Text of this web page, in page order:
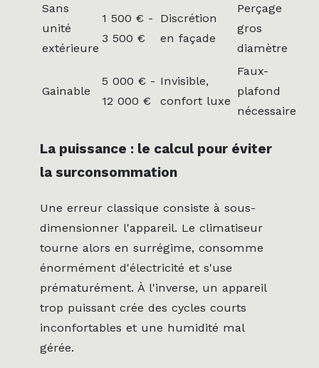
Sans
unité
extérieure
1 500 € -
3 500 €
Discrétion
en façade
Perçage
gros
diamètre
Gainable
5 000 € -
12 000 €
Invisible,
confort luxe
Faux-
plafond
nécessaire
La puissance : le calcul pour éviter
la surconsommation
Une erreur classique consiste à sous-
dimensionner l'appareil. Le climatiseur
tourne alors en surrégime, consomme
énormément d'électricité et s'use
prématurément. À l'inverse, un appareil
trop puissant crée des cycles courts
inconfortables et une humidité mal
gérée.